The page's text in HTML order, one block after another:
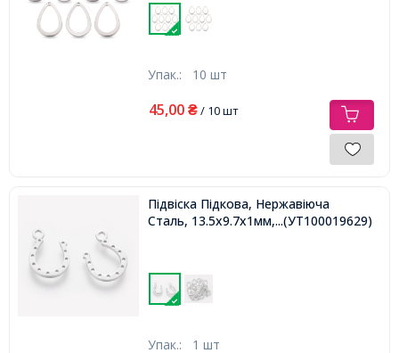
Упак.: 10 шт
45,00 ₴/ 10 шт
Підвіска Підкова, Нержавіюча
Сталь, 13.5х9.7х1мм, Отвір 1.5мм,
...(УТ100019629)
Упак.: 1 шт